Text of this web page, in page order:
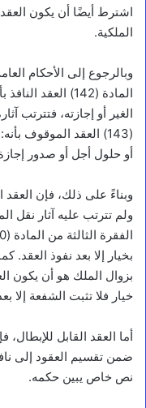
اشترط أيضًا أن يكون
الملكية.
وبالرجوع إلى الأحكام
المادة (142)
الغير أو إجازته، فتترتب
(143) العقد الموقوف
أو حلول أجل أو صدور
وبناءً على ذلك، فإن العقد
ولم تترتب عليه آثار نقل
بخيار إلا بعد نفوذ العقد.
بزوال الملك هو أن يكون
خيار فلا تثبت الشفعة إلا
أما العقد القابل
ضمن تقسيم العقود إلى
نص خاص يبين حكمه.